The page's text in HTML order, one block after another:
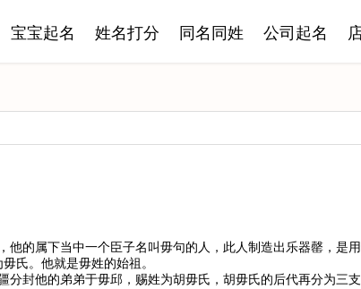
宝宝起名 姓名打分 同名同姓 公司起名
的属下当中一个臣子名叫毋句的人，此人制造出乐器罄，是
氏。他就是毋姓的始祖。
封他的弟弟于毋邱，赐姓为胡毋氏，胡毋氏的后代再分为三